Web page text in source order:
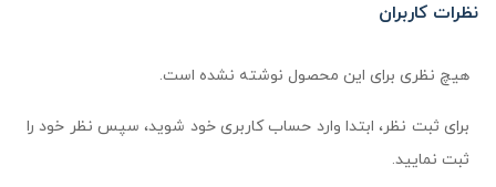
نظرات کاربران
هیچ نظری برای این محصول نوشته نشده است.
برای ثبت نظر، ابتدا وارد حساب کاربری خود شوید، سپس نظر خود را
ثبت نمایید.